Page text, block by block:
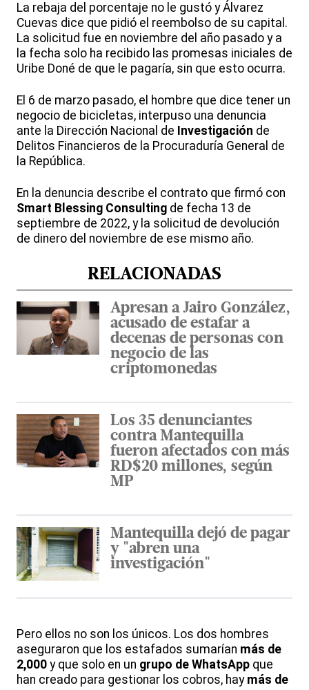
La rebaja del porcentaje no le gustó y Álvarez
Cuevas dice que pidió el reembolso de su capital.
La solicitud fue en noviembre del año pasado y a
la fecha solo ha recibido las promesas iniciales de
Uribe Doné de que le pagaría, sin que esto ocurra.
El 6 de marzo pasado, el hombre que dice tener un
negocio de bicicletas, interpuso una denuncia
ante la Dirección Nacional de Investigación de
Delitos Financieros de la Procuraduría General de
la República.
En la denuncia describe el contrato que firmó con
Smart Blessing Consulting de fecha 13 de
septiembre de 2022, y la solicitud de devolución
de dinero del noviembre de ese mismo año.
RELACIONADAS
Apresan a Jairo González,
acusado de estafar a
decenas de personas con
negocio de las
criptomonedas
Los 35 denunciantes
contra Mantequilla
fueron afectados con más
RD$20 millones, según
MP
Mantequilla dejó de pagar
y "abren una
investigación"
Pero ellos no son los únicos. Los dos hombres
aseguraron que los estafados sumarían más de
2,000 y que solo en un grupo de WhatsApp que
han creado para gestionar los cobros, hay más de